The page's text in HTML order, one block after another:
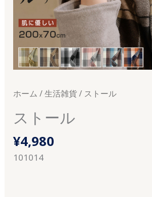
ホーム /生活雑貨/ ストール
ストール
¥4,980
101014